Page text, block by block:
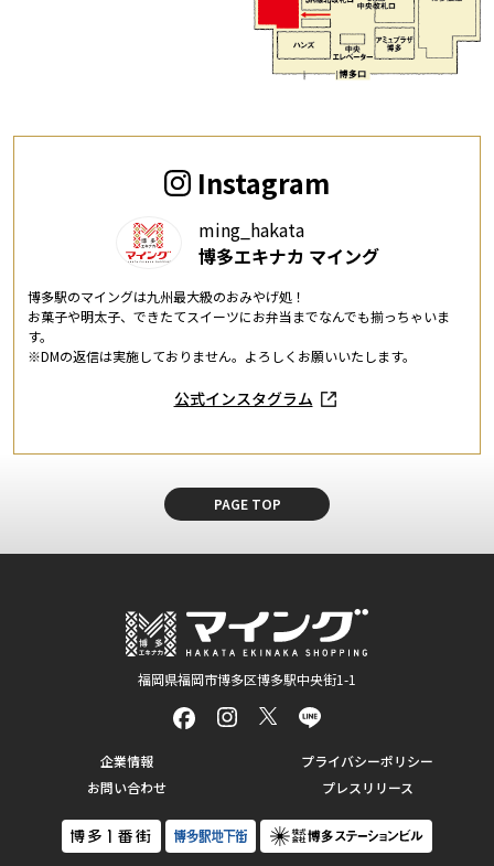
Instagram
ming_hakata
博多エキナカ マイング
博多駅のマイングは九州最大級のおみやげ処！
お菓子や明太子、できたてスイーツにお弁当までなんでも揃っちゃいま
す。
※DMの返信は実施しておりません。よろしくお願いいたします。
公式インスタグラム
PAGE TOP
福岡県福岡市博多区博多駅中央街1-1
企業情報
プライバシーポリシー
お問い合わせ
プレスリリース